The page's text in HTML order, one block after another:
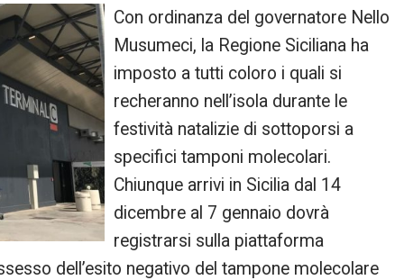
Con ordinanza del governatore Nello
Musumeci, la Regione Siciliana ha
imposto a tutti coloro i quali si
recheranno nell’isola durante le
festività natalizie di sottoporsi a
specifici tamponi molecolari.
Chiunque arrivi in Sicilia dal 14
dicembre al 7 gennaio dovrà
registrarsi sulla piattaforma
dell’esito negativo del tampone molecolare